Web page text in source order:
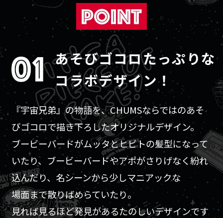
あそびゴコロたっぷりな
コラボデザイン！
『宇宙兄弟』の物語を、CHUMSならではのあそ
びゴコロで描き下ろしたオリジナルデザイン。
ブービーバードがムッタとヒビトの髪型になって
いたり、ブービーバードやアポがさりげなく紛れ
込んだり、名シーンから少しマニアックな
場面まで散りばめらていたり。
見れば見るほど発見があるたのしいデザインです